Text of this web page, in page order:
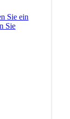
Sie ein
Sie